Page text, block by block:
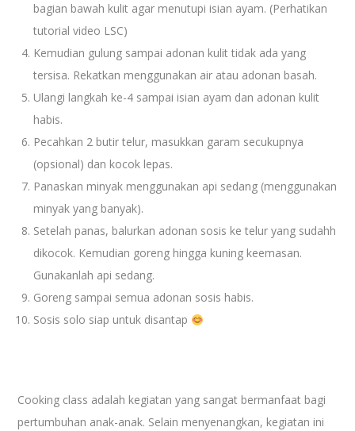
bagian bawah kulit agar menutupi isian ayam. (Perhatikan
tutorial video LSC)
Kemudian gulung sampai adonan kulit tidak ada yang
tersisa. Rekatkan menggunakan air atau adonan basah.
Ulangi langkah ke-4 sampai isian ayam dan adonan kulit
habis.
Pecahkan 2 butir telur, masukkan garam secukupnya
(opsional) dan kocok lepas.
Panaskan minyak menggunakan api sedang (menggunakan
minyak yang banyak).
Setelah panas, balurkan adonan sosis ke telur yang sudahh
dikocok. Kemudian goreng hingga kuning keemasan.
Gunakanlah api sedang.
Goreng sampai semua adonan sosis habis.
Sosis solo siap untuk disantap
Cooking class adalah kegiatan yang sangat bermanfaat bagi
pertumbuhan anak-anak. Selain menyenangkan, kegiatan ini